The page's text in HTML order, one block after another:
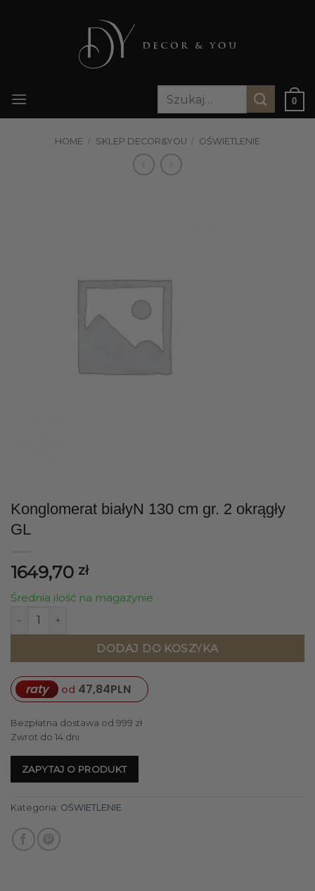
Szukaj:
0
HOME / SKLEP DECOR&YOU / OŚWIETLENIE
Konglomerat białyN 130 cm gr. 2 okrągły
GL
1649,70 zł
Średnia ilość na magazynie
ilość Konglomerat białyN 130 cm gr. 2 okrągły GL
DODAJ DO KOSZYKA
raty od 47,84PLN
Bezpłatna dostawa od 999 zł
Zwrot do 14 dni
ZAPYTAJ O PRODUKT
Kategoria: OŚWIETLENIE